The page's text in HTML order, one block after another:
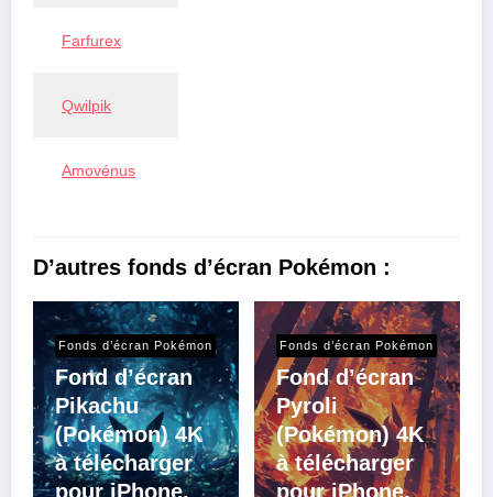
Farfurex
Qwilpik
Amovénus
D’autres fonds d’écran Pokémon :
Fonds d’écran Pokémon
Fond d’écran
Pikachu
(Pokémon) 4K
à télécharger
pour iPhone,
Fonds d’écran Pokémon
Fond d’écran
Pyroli
(Pokémon) 4K
à télécharger
pour iPhone,